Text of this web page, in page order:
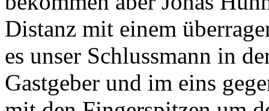
Distanz mit einem
es unser Schlussmann in
Gastgeber und im eins